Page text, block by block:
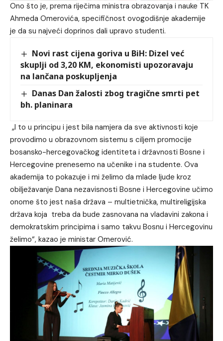
Ono što je, prema riječima ministra obrazovanja i nauke TK
Ahmeda Omerovića, specifičnost ovogodišnje akademije
je da su najveći doprinos dali upravo studenti.
Novi rast cijena goriva u BiH: Dizel već
skuplji od 3,20 KM, ekonomisti upozoravaju
na lančana poskupljenja
Danas Dan žalosti zbog tragične smrti pet
bh. planinara
„I to u principu i jest bila namjera da sve aktivnosti koje
provodimo u obrazovnom sistemu s ciljem promocije
bosansko-hercegovačkog identiteta i državnosti Bosne i
Hercegovine prenesemo na učenike i na studente. Ova
akademija to pokazuje i mi želimo da mlade ljude kroz
obilježavanje Dana nezavisnosti Bosne i Hercegovine učimo
onome što jest naša država – multietnička, multireligijska
država koja treba da bude zasnovana na vladavini zakona i
demokratskim principima i samo takvu Bosnu i Hercegovinu
želimo“, kazao je ministar Omerović.